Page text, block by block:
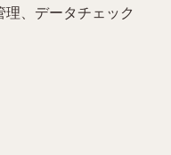
理、データチェック